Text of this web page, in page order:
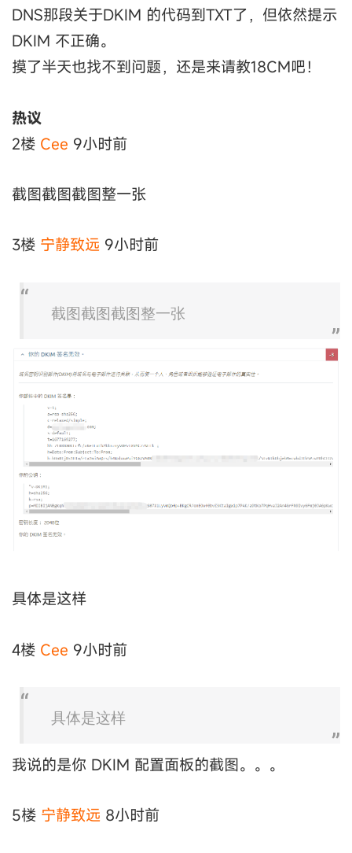
DNS那段关于DKIM 的代码到TXT了，但依然提示
DKIM 不正确。
摸了半天也找不到问题，还是来请教18CM吧！
热议
2楼 Cee 9小时前
截图截图截图整一张
3楼 宁静致远 9小时前
截图截图截图整一张
具体是这样
4楼 Cee 9小时前
具体是这样
我说的是你 DKIM 配置面板的截图。。。
5楼 宁静致远 8小时前